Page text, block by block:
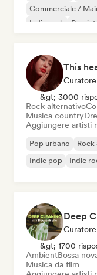
Commerciale /
Indie rock
Pop
&gt; 3000
Rock alternativo
Musica country
Aggiungere artisti
Pop urbano Rock
Indie pop
Indie
&gt; 1700
AmbientBossa
Musica da film